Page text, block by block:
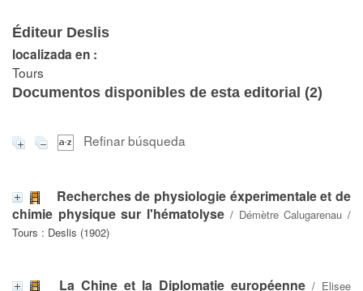
Éditeur Deslis
localizada en :
Tours
Documentos disponibles de esta editorial (2)
Refinar búsqueda
Recherches de physiologie éxperimentale et de
chimie physique sur l'hématolyse / Démètre Calugarenau /
Tours : Deslis (1902)
La Chine et la Diplomatie européenne / Elisee